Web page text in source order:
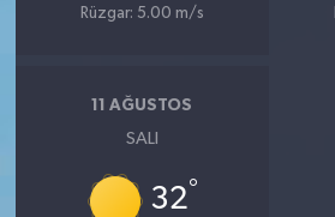
Rüzgar: 5.00 m/s
11 AĞUSTOS
SALI
32°